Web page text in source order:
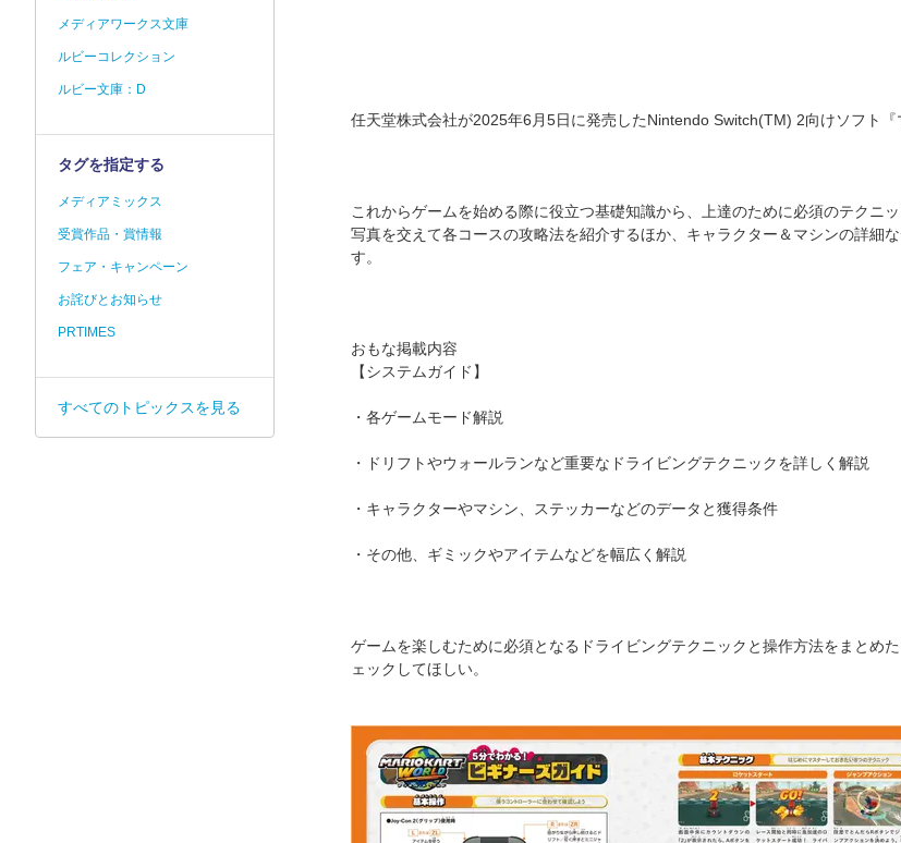
任天堂株式会社が2025年6月5日に発売したNintendo Switch(TM) 2向けソフト
これからゲームを始める際に役立つ基礎知識から、上達のために必須のテク
写真を交えて各コースの攻略法を紹介するほか、キャラクター＆マシンの詳細
す。
おもな掲載内容
【システムガイド】
・各ゲームモード解説
・ドリフトやウォールランなど重要なドライビングテクニックを詳しく解説
・キャラクターやマシン、ステッカーなどのデータと獲得条件
・その他、ギミックやアイテムなどを幅広く解説
ゲームを楽しむために必須となるドライビングテクニックと操作方法をまとめ
ェックしてほしい。
メディアワークス文庫
ルビーコレクション
ルビー文庫：D
タグを指定する
メディアミックス
受賞作品・賞情報
フェア・キャンペーン
お詫びとお知らせ
PRTIMES
すべてのトピックスを見る